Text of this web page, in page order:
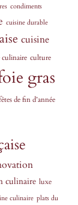
condiments
cuisine durable
cuisine
culture
gras
de fin d’année
culinaire luxe
culinaire plats du